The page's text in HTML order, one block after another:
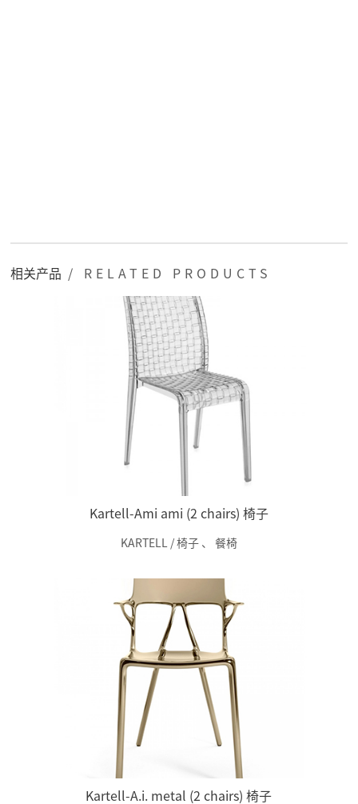
相关产品 / RELATED PRODUCTS
Kartell-Ami ami (2 chairs) 椅子
KARTELL / 椅子 、 餐椅
Kartell-A.i. metal (2 chairs) 椅子